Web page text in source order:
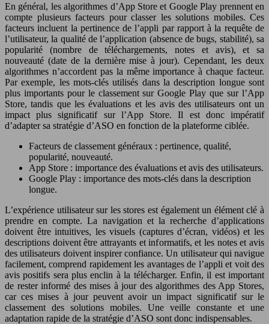
En général, les algorithmes d’App Store et Google Play prennent en
compte plusieurs facteurs pour classer les solutions mobiles. Ces
facteurs incluent la pertinence de l’appli par rapport à la requête de
l’utilisateur, la qualité de l’application (absence de bugs, stabilité), sa
popularité (nombre de téléchargements, notes et avis), et sa
nouveauté (date de la dernière mise à jour). Cependant, les deux
algorithmes n’accordent pas la même importance à chaque facteur.
Par exemple, les mots-clés utilisés dans la description longue sont
plus importants pour le classement sur Google Play que sur l’App
Store, tandis que les évaluations et les avis des utilisateurs ont un
impact plus significatif sur l’App Store. Il est donc impératif
d’adapter sa stratégie d’ASO en fonction de la plateforme ciblée.
Facteurs de classement généraux : pertinence, qualité,
popularité, nouveauté.
App Store : importance des évaluations et avis des utilisateurs.
Google Play : importance des mots-clés dans la description
longue.
L’expérience utilisateur sur les stores est également un élément clé à
prendre en compte. La navigation et la recherche d’applications
doivent être intuitives, les visuels (captures d’écran, vidéos) et les
descriptions doivent être attrayants et informatifs, et les notes et avis
des utilisateurs doivent inspirer confiance. Un utilisateur qui navigue
facilement, comprend rapidement les avantages de l’appli et voit des
avis positifs sera plus enclin à la télécharger. Enfin, il est important
de rester informé des mises à jour des algorithmes des App Stores,
car ces mises à jour peuvent avoir un impact significatif sur le
classement des solutions mobiles. Une veille constante et une
adaptation rapide de la stratégie d’ASO sont donc indispensables.